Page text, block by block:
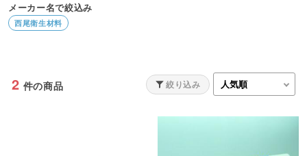
メーカー名で絞込み
西尾衛生材料
2 件の商品 絞り込み